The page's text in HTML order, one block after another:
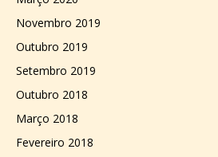
Novembro 2019
Outubro 2019
Setembro 2019
Outubro 2018
Março 2018
Fevereiro 2018